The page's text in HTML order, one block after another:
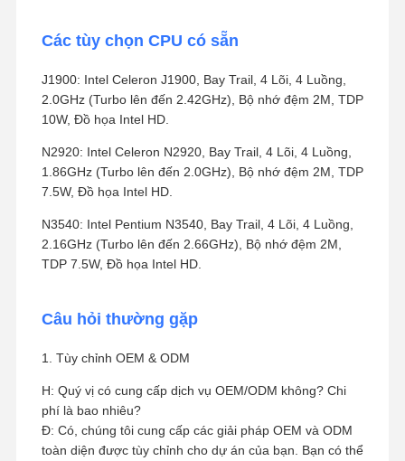
Các tùy chọn CPU có sẵn
J1900: Intel Celeron J1900, Bay Trail, 4 Lõi, 4 Luồng,
2.0GHz (Turbo lên đến 2.42GHz), Bộ nhớ đệm 2M, TDP
10W, Đồ họa Intel HD.
N2920: Intel Celeron N2920, Bay Trail, 4 Lõi, 4 Luồng,
1.86GHz (Turbo lên đến 2.0GHz), Bộ nhớ đệm 2M, TDP
7.5W, Đồ họa Intel HD.
N3540: Intel Pentium N3540, Bay Trail, 4 Lõi, 4 Luồng,
2.16GHz (Turbo lên đến 2.66GHz), Bộ nhớ đệm 2M,
TDP 7.5W, Đồ họa Intel HD.
Câu hỏi thường gặp
1. Tùy chỉnh OEM & ODM
H: Quý vị có cung cấp dịch vụ OEM/ODM không? Chi
phí là bao nhiêu?
Đ: Có, chúng tôi cung cấp các giải pháp OEM và ODM
toàn diện được tùy chỉnh cho dự án của bạn. Bạn có thể